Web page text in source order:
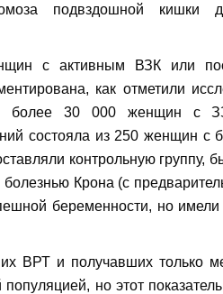
подвздошной кишки
с активным ВЗК или
как отметили
более 30 000 женщин с
состояла из 250 женщин с
контрольную группу,
Крона (с
беременности, но
ВРТ и получавших только
но этот